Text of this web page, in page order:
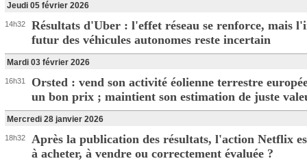
Jeudi 05 février 2026
14h32
Résultats d'Uber : l'effet réseau se renforce, mais
futur des véhicules autonomes reste incertain
Mardi 03 février 2026
16h31
Orsted : vend son activité éolienne terrestre
un bon prix ; maintient son estimation de juste
Mercredi 28 janvier 2026
18h32
Après la publication des résultats, l'action Netflix
à acheter, à vendre ou correctement évaluée ?